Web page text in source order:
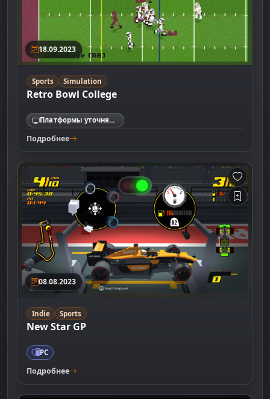
18.09.2023
Sports Simulation
Retro Bowl College
Платформы уточняются
Подробнее
08.08.2023
Indie Sports
New Star GP
PC
Подробнее